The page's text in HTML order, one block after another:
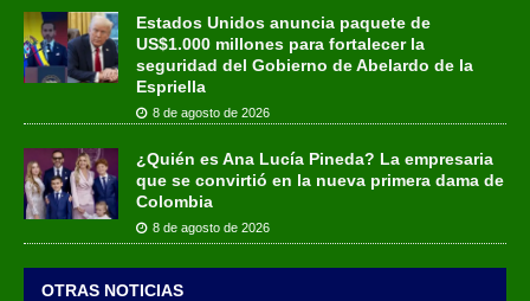
Estados Unidos anuncia paquete de
US$1.000 millones para fortalecer la
seguridad del Gobierno de Abelardo de la
Espriella
8 de agosto de 2026
¿Quién es Ana Lucía Pineda? La empresaria
que se convirtió en la nueva primera dama de
Colombia
8 de agosto de 2026
OTRAS NOTICIAS